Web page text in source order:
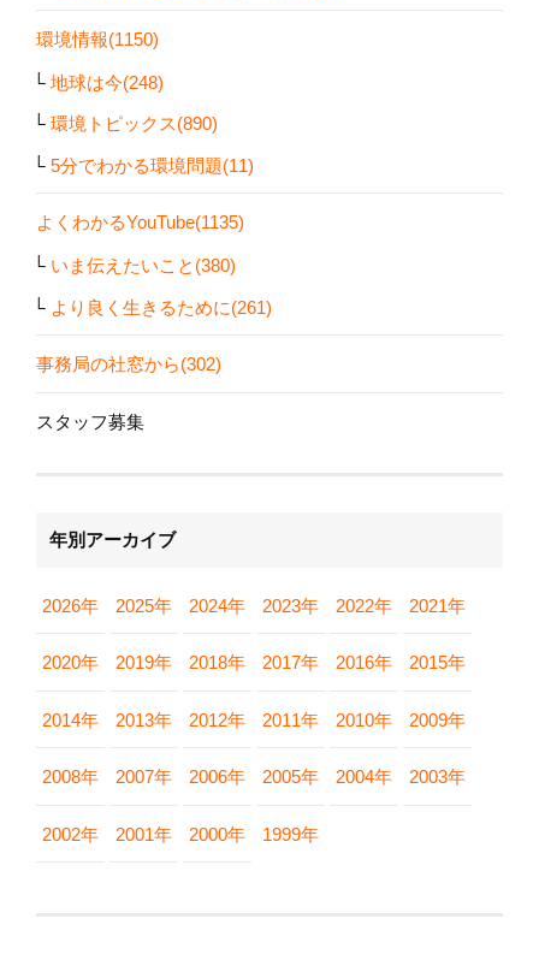
環境情報(1150)
地球は今(248)
環境トピックス(890)
5分でわかる環境問題(11)
よくわかるYouTube(1135)
いま伝えたいこと(380)
より良く生きるために(261)
事務局の社窓から(302)
スタッフ募集
年別アーカイブ
2026年 2025年 2024年 2023年 2022年 2021年
2020年 2019年 2018年 2017年 2016年 2015年
2014年 2013年 2012年 2011年 2010年 2009年
2008年 2007年 2006年 2005年 2004年 2003年
2002年 2001年 2000年 1999年